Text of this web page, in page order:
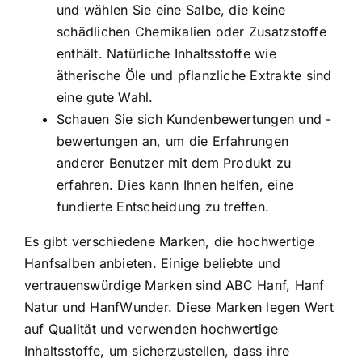
und wählen Sie eine Salbe, die keine
schädlichen Chemikalien oder Zusatzstoffe
enthält. Natürliche Inhaltsstoffe wie
ätherische Öle und pflanzliche Extrakte sind
eine gute Wahl.
Schauen Sie sich Kundenbewertungen und -
bewertungen an, um die Erfahrungen
anderer Benutzer mit dem Produkt zu
erfahren. Dies kann Ihnen helfen, eine
fundierte Entscheidung zu treffen.
Es gibt verschiedene Marken, die hochwertige
Hanfsalben anbieten. Einige beliebte und
vertrauenswürdige Marken sind ABC Hanf, Hanf
Natur und HanfWunder. Diese Marken legen Wert
auf Qualität und verwenden hochwertige
Inhaltsstoffe, um sicherzustellen, dass ihre